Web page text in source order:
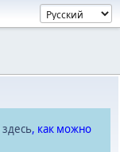
здесь, как можно